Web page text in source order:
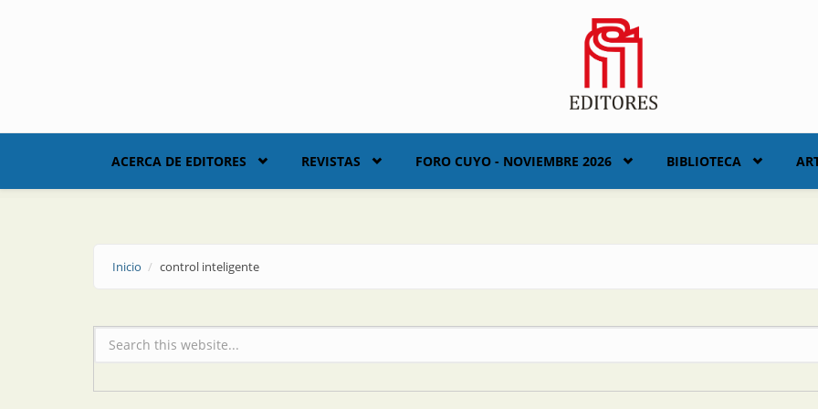
ACERCA DE EDITORES REVISTAS FORO CUYO - NOVIEMBRE 2026 BIBLIOTECA
Inicio control inteligente
Formulario de búsqueda